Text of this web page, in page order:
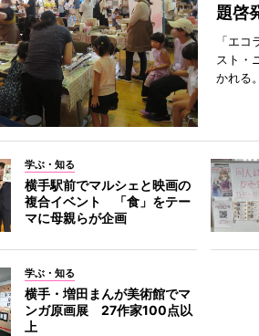
題啓
「エ
スト・
かれる。
学ぶ・知る
横手駅前でマルシェと映画の
複合イベント 「食」をテー
マに母親らが企画
学ぶ・知る
横手・増田まんが美術館でマ
ンガ原画展 27作家100点以
上